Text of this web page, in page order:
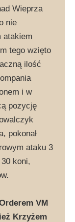
Wieprza
nie
atakiem
tego wzięto
ilość
i w
pozycję
pokonał
ataku 3
koni,
VM
Krzyżem